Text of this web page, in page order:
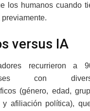
los humanos cuando
versus IA
recurrieron a
con
(género, edad,
y afiliación política),